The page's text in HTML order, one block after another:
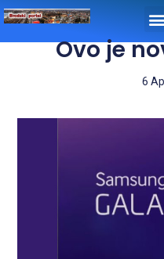
Ovo je
6